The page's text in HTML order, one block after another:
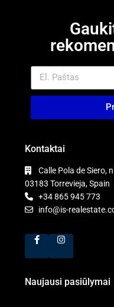
Kontaktai
Calle Pola de Siero,
03183 Torrevieja, Spain
+34 865 945 773
info@is-
Naujausi pasiūlymai